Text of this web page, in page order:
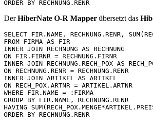
DerHiberNate O-R Mapper übersetzt das
SELECT FIR.NAME, RECHNUNG.RENR,
FROM FIRMA AS FIR
INNER JOIN RECHNUNG AS RECHNUNG
ON FIR.FIRNR = RECHNUNG.FIRNR
INNER JOIN RECHNUNG.RECH_POX AS
ON RECHNUNG.RENR = RECHNUNG.RENR
INNER JOIN ARTIKEL AS ARTIKEL
ON RECH_POX.ARTNR = ARTIKEL.ARTNR
WHERE FIR.NAME = :FIRMA
GROUP BY FIR.NAME, RECHNUNG.RENR
HAVING
ORDER BY RECHNUNG.RENR